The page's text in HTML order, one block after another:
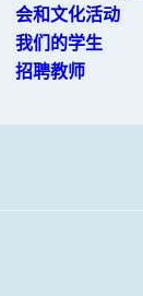
会和文化活动
我们的学生
招聘教师